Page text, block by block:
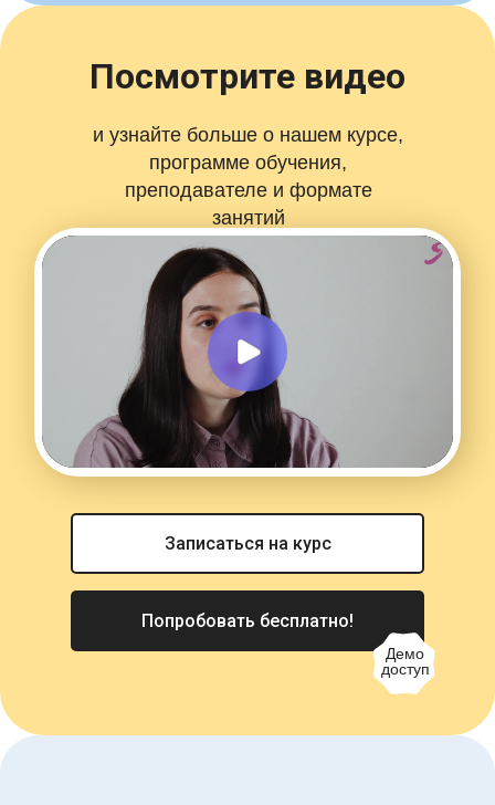
Посмотрите видео
и узнайте больше о нашем курсе,
программе обучения,
преподавателе и формате
занятий
Записаться на курс
Попробовать бесплатно!
Демо
доступ